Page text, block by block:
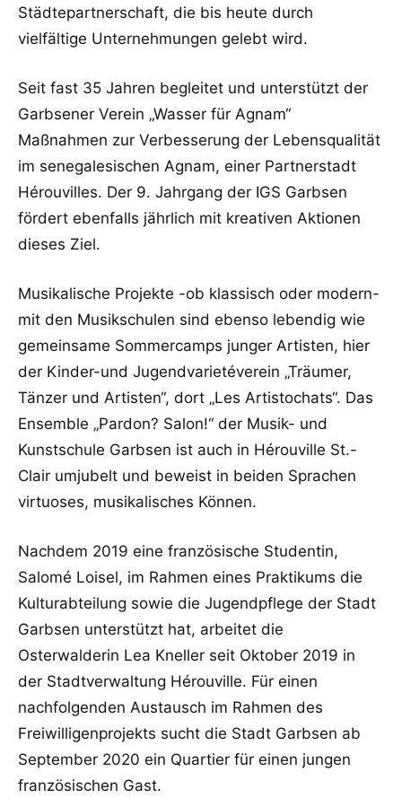
Städtepartnerschaft, die bis heute durch
vielfältige Unternehmungen gelebt wird.
Seit fast 35 Jahren begleitet und unterstützt der
Garbsener Verein „Wasser für Agnam“
Maßnahmen zur Verbesserung der Lebensqualität
im senegalesischen Agnam, einer Partnerstadt
Hérouvilles. Der 9. Jahrgang der IGS Garbsen
fördert ebenfalls jährlich mit kreativen Aktionen
dieses Ziel.
Musikalische Projekte -ob klassisch oder modern-
mit den Musikschulen sind ebenso lebendig wie
gemeinsame Sommercamps junger Artisten, hier
der Kinder-und Jugendvarietéverein „Träumer,
Tänzer und Artisten“, dort „Les Artistochats“. Das
Ensemble „Pardon? Salon!“ der Musik- und
Kunstschule Garbsen ist auch in Hérouville St.-
Clair umjubelt und beweist in beiden Sprachen
virtuoses, musikalisches Können.
Nachdem 2019 eine französische Studentin,
Salomé Loisel, im Rahmen eines Praktikums die
Kulturabteilung sowie die Jugendpflege der Stadt
Garbsen unterstützt hat, arbeitet die
Osterwalderin Lea Kneller seit Oktober 2019 in
der Stadtverwaltung Hérouville. Für einen
nachfolgenden Austausch im Rahmen des
Freiwilligenprojekts sucht die Stadt Garbsen ab
September 2020 ein Quartier für einen jungen
französischen Gast.